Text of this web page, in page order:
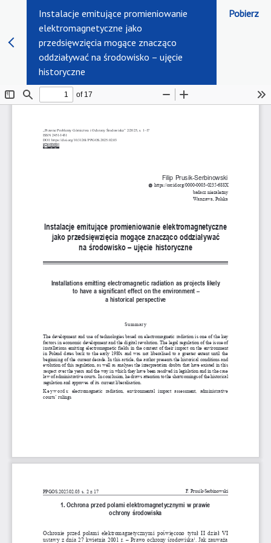
Instalacje emitujące promieniowanie
elektromagnetyczne jako
przedsięwzięcia mogące znacząco
oddziaływać na środowisko – ujęcie
historyczne
Pobierz